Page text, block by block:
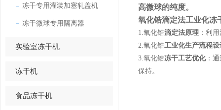
冻干专用灌装加塞轧盖机
冻干微球专用隔离器
实验室冻干机
冻干机
食品冻干机
高微球的纯度。
氧化锆滴定法工业化冻
1.氧化锆滴定法原理 ：利
2.氧化锆工业化生产流程设
3.氧化锆冻干工艺优化：通
保持。